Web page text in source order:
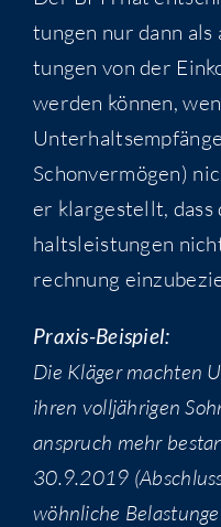
tun­gen nur dann
tun­gen von der
wer­den kön­nen,
Schon­ver­mö­gen)
er klar­ge­stellt,
halts­leis­tun­gen
rech­nung
Pra­xis-Bei­spiel:
Die Klä­ger mach­ten
ihren voll­jäh­ri­gen
an­spruch mehr
30.9.2019
wöhn­li­che